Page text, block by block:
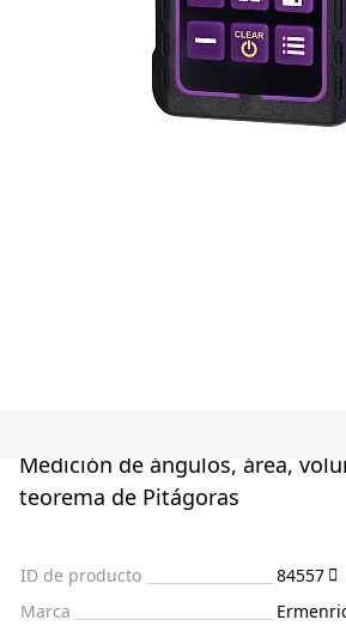
Medición de ángulos, área,
teorema de Pitágoras
ID de producto
84557
Marca